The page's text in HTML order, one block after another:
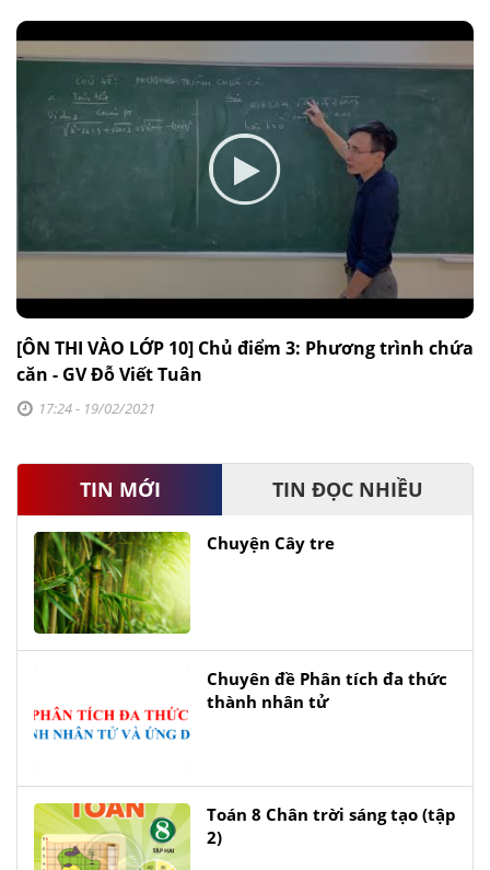
[ÔN THI VÀO LỚP 10] Chủ điểm 3: Phương trình chứa
căn - GV Đỗ Viết Tuân
17:24 - 19/02/2021
TIN MỚI TIN ĐỌC NHIỀU
Chuyện Cây tre
Chuyên đề Phân tích đa thức
thành nhân tử
Toán 8 Chân trời sáng tạo (tập
2)